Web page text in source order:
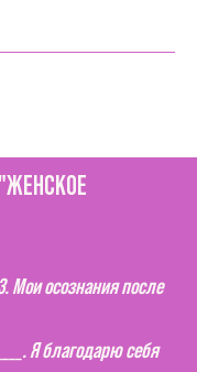
Мои осознания после
Я благодарю себя